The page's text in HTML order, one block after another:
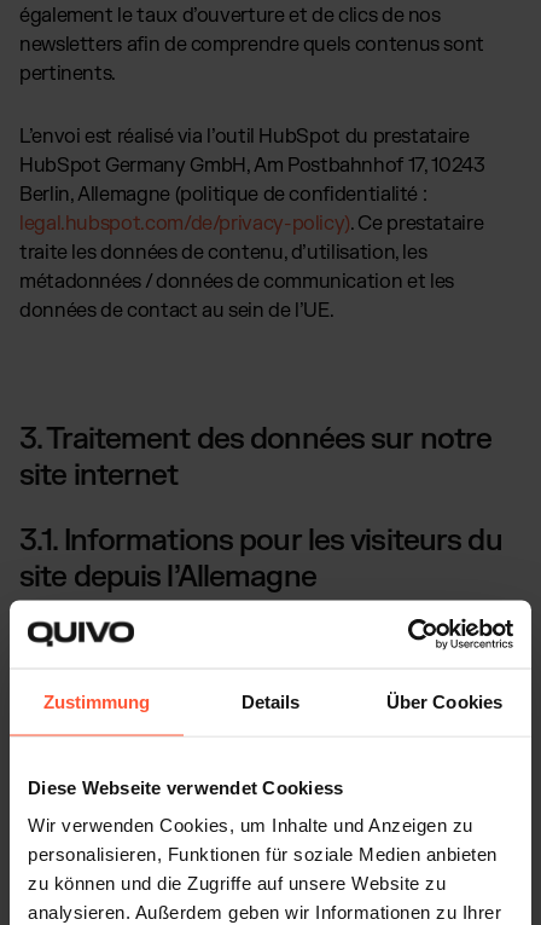
Zustimmung Details Über Cookies
Diese Webseite verwendet Cookiess
Wir verwenden Cookies, um Inhalte und Anzeigen zu
personalisieren, Funktionen für soziale Medien anbieten
zu können und die Zugriffe auf unsere Website zu
analysieren. Außerdem geben wir Informationen zu Ihrer
également le taux d’ouverture et de clics de nos
newsletters afin de comprendre quels contenus sont
pertinents.
L’envoi est réalisé via l’outil HubSpot du prestataire
HubSpot Germany GmbH, Am Postbahnhof 17, 10243
Berlin, Allemagne (politique de confidentialité :
legal.hubspot.com/de/privacy-policy). Ce prestataire
traite les données de contenu, d’utilisation, les
métadonnées / données de communication et les
données de contact au sein de l’UE.
3. Traitement des données sur notre
site internet
3.1. Informations pour les visiteurs du
site depuis l’Allemagne
Notre site internet stocke des informations dans
cookies) ou accède à des informations déjà stockées (par
sont précisés dans les sections suivantes.
Ce stockage et cet accès sont fondés sur les
dispositions suivantes :